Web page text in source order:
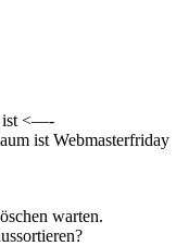
ist <—-
ist Webmasterfriday
warten.